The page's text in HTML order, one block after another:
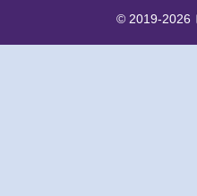
© 2019-2026